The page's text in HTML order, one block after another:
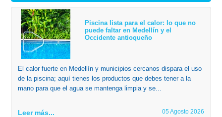
Piscina lista para el calor: lo que no
puede faltar en Medellín y el
Occidente antioqueño
El calor fuerte en Medellín y municipios cercanos dispara el uso
de la piscina; aquí tienes los productos que debes tener a la
mano para que el agua se mantenga limpia y se...
Leer más... 05 Agosto 2026